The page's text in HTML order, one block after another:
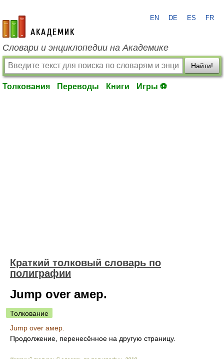
academic.ru
EN DE ES FR
Словари и энциклопедии на Академике
Найти!
Толкования Переводы Книги Игры ⚽
Краткий толковый словарь по
полиграфии
Jump over амер.
Толкование
Jump over амер.
Продолжение, перенесённое на другую страницу.